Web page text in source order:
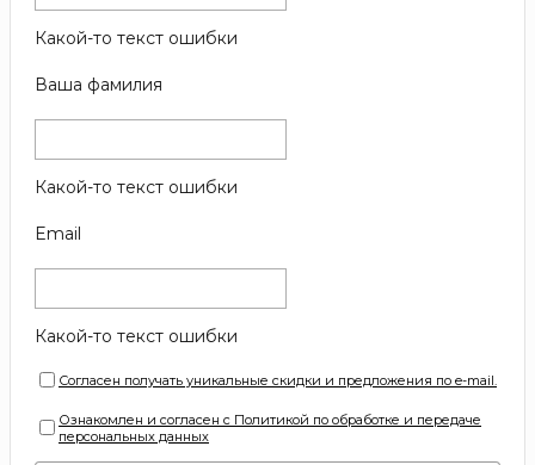
Какой-то текст ошибки
Ваша фамилия
Какой-то текст ошибки
Email
Какой-то текст ошибки
Согласен получать уникальные скидки и предложения по e-mail.
Ознакомлен и согласен с Политикой по обработке и передаче
персональных данных